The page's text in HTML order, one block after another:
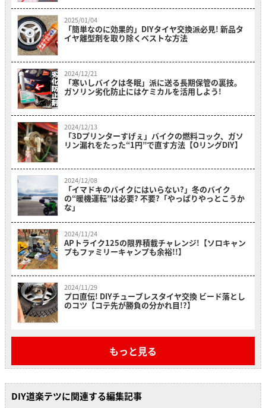
2025/01/04
「簡単なのに効果的」DIYタイヤ交換派必見! 新品タ
イヤ離型剤を取り除くベストな方法
2024/12/21
「寒いしバイクは冬眠」派に送る長期保管の裏技。
ガソリン劣化防止にはケミカルを活用しよう!
2024/12/13
「3Dプリンターすげぇ」バイクの燃料コック、ガソ
リン漏れをたった“1円”で直す方法【OリングDIY】
2024/12/08
「イマドキのバイクにはいらない?」冬のバイク
の“暖機運転”は必要? 不要?「やっぱりやっとこうか
な」
2024/11/24
APトライク125の限界積載チャレンジ!【ソロキャン
プもファミリーキャンプも余裕!!】
2024/11/29
プロ直伝! DIYチューブレスタイヤ交換 ビード落とし
のコツ【コテ先が勝負の分かれ目!?】
もっと見る
DIY道楽テツに関連する編集記事